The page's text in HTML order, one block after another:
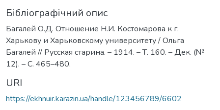
Бібліографічний опис
Багалей О.Д. Отношение Н.И. Костомарова к г.
Харькову и Харьковскому университету / Ольга
Багалей // Русская старина. – 1914. – Т. 160. – Дек. (№
12). – С. 465–480.
URI
https://ekhnuir.karazin.ua/handle/123456789/6602